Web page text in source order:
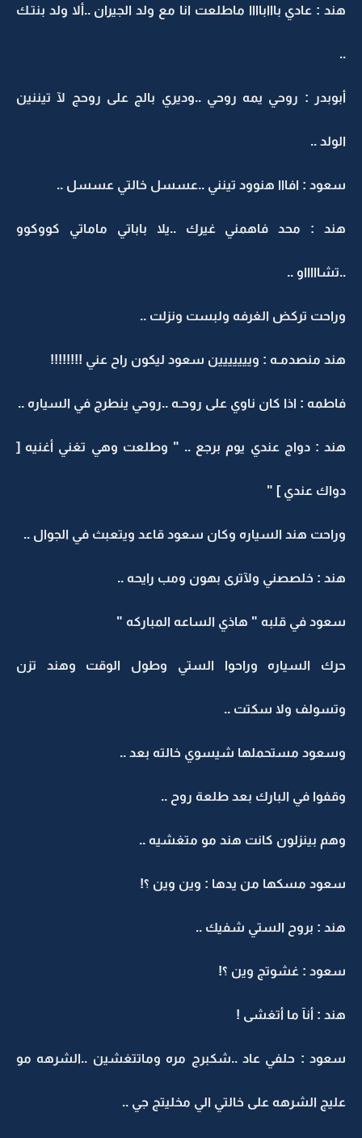
هند : عادي باااباااا ماطلعت انا مع ولد الجيران ..ألا ولد بنتـك
..
أبوبدر : روحي يمه روحي ..وديري بالج على روحج لآ تيننين
الولد ..
سعود : افااا هنوود تينني ..عسسل خالتي عسسل ..
هند : محد فاهمني غيرك ..يلا باباتي ماماتي كووكوو
..تشاااااو ..
وراحت تركض الغرفه ولبست ونزلت ..
هند منصدمـه : وييييييين سعود ليكون راح عني !!!!!!!!
فاطمه : اذا كان ناوي على روحـه ..روحي ينطرج في السياره ..
هند : دواج عندي يوم برجع .. " وطلعت وهي تغني أغنيه [
دواك عندي ] "
وراحت هند السياره وكان سعود قاعد ويتعبث في الجوال ..
هند : خلصصني ولآترى بهون ومب رايحه ..
سعود في قلبه " هاذي الساعه المباركه "
حرك السياره وراحوا الستي وطول الوقت وهند تزن
وتسولف ولا سكتت ..
وسعود مستحملها شيسوي خالته بعد ..
وقفوا في البارك بعد طلعة روح ..
وهم بينزلون كانت هند مو متغشيه ..
سعود مسكها من يدها : وين وين ؟!
هند : بروح الستي شفيك ..
سعود : غشوتج وين ؟!
هند : أنآ ما أتغشى !
سعود : حلفي عاد ..شكبرج مره وماتتغشين ..الشرهه مو
عليج الشرهه على خالتي الي مخليتج جي ..